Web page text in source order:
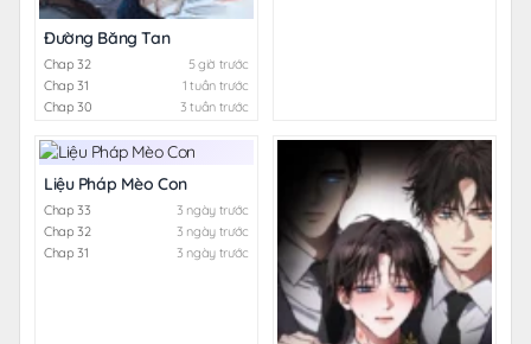
Đường Băng Tan
Chap 32
5 giờ trước
Chap 31
1 tuần trước
Chap 30
3 tuần trước
Liệu Pháp Mèo Con
Chap 33
3 ngày trước
Chap 32
3 ngày trước
Chap 31
3 ngày trước